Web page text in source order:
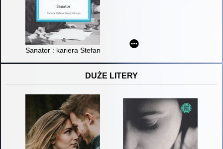
Sanator : kariera Stefana Starzyńskiego
DUŻE LITERY